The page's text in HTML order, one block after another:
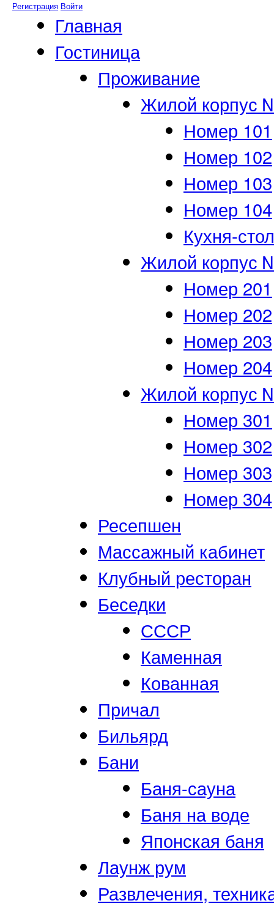
Регистрация Войти
Главная
Гостиница
Проживание
Жилой корпус
Номер 101
Номер 102
Номер 103
Номер 104
Кухня-
Жилой корпус
Номер 201
Номер 202
Номер 203
Номер 204
Жилой корпус
Номер 301
Номер 302
Номер 303
Номер 304
Ресепшен
Массажный кабинет
Клубный ресторан
Беседки
СССР
Каменная
Кованная
Причал
Бильярд
Бани
Баня-сауна
Баня на воде
Японская баня
Лаунж рум
Развлечения,